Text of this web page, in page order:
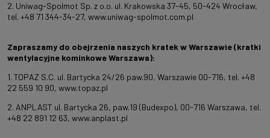
2. Uniwag-Spolmot Sp. z o.o. ul. Krakowska 37-45, 50-424 Wrocław,
tel. +48 71 344-34-27, www.uniwag-spolmot.com.pl
Zapraszamy do obejrzenia naszych kratek w Warszawie (kratki
wentylacyjne kominkowe Warszawa):
1. TOPAZ S.C. ul. Bartycka 24/26 paw.90, Warszawie 00-716, tel. +48
22 559 10 90, www.topaz.pl
2. ANPLAST ul. Bartycka 26, paw.19 (Budexpo), 00-716 Warszawa, tel.
+48 22 891 12 63, www.anplast.pl